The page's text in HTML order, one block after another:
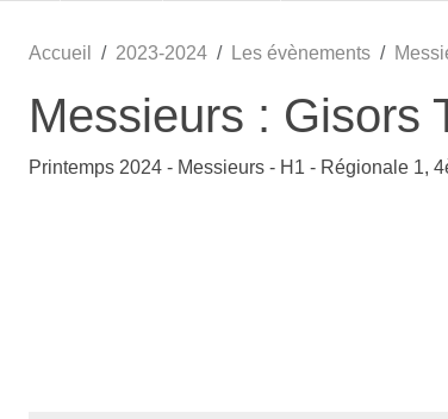
Accueil 2023-2024 Les évènements
Messieurs : Gisors
Printemps 2024 - Messieurs - H1 - Régionale 1,